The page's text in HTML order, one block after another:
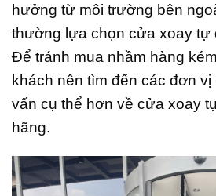
hưởng từ môi trường bên
thường lựa chọn cửa xoay tự
Để tránh mua nhầm hàng
khách nên tìm đến các đơn
vấn cụ thể hơn về cửa xoay
hãng.